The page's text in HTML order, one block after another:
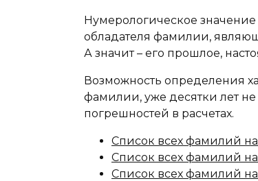
Нумерологическое
обладателя фамилии,
А значит – его прошлое,
Возможность определения
фамилии, уже десятки лет
погрешностей в расчетах.
Список всех фамилий
Список всех фамилий
Список всех фамилий